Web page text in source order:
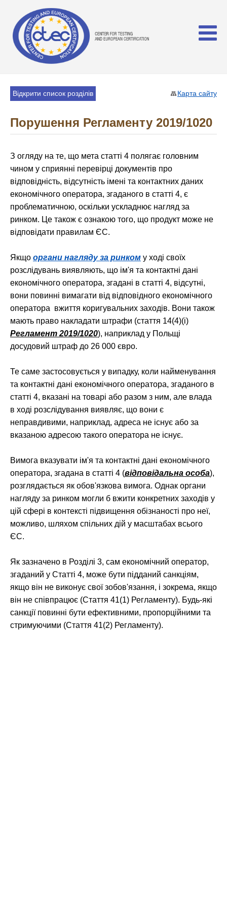
Карта сайту
Відкрити список розділів
Порушення Регламенту 2019/1020
З огляду на те, що мета статті 4 полягає головним
чином у сприянні перевірці документів про
відповідність, відсутність імені та контактних даних
економічного оператора, згаданого в статті 4, є
проблематичною, оскільки ускладнює нагляд за
ринком. Це також є ознакою того, що продукт може не
відповідати правилам ЄС.
Якщо органи нагляду за ринком у ході своїх
розслідувань виявляють, що ім'я та контактні дані
економічного оператора, згадані в статті 4, відсутні,
вони повинні вимагати від відповідного економічного
оператора вжиття коригувальних заходів. Вони також
мають право накладати штрафи (стаття 14(4)(i)
Регламент 2019/1020), наприклад у Польщі
досудовий штраф до 26 000 євро.
Те саме застосовується у випадку, коли найменування
та контактні дані економічного оператора, згаданого в
статті 4, вказані на товарі або разом з ним, але влада
в ході розслідування виявляє, що вони є
неправдивими, наприклад, адреса не існує або за
вказаною адресою такого оператора не існує.
Вимога вказувати ім'я та контактні дані економічного
оператора, згадана в статті 4 (відповідальна особа),
розглядається як обов'язкова вимога. Однак органи
нагляду за ринком могли б вжити конкретних заходів у
цій сфері в контексті підвищення обізнаності про неї,
можливо, шляхом спільних дій у масштабах всього
ЄС.
Як зазначено в Розділі 3, сам економічний оператор,
згаданий у Статті 4, може бути підданий санкціям,
якщо він не виконує свої зобов'язання, і зокрема, якщо
він не співпрацює (Стаття 41(1) Регламенту). Будь-які
санкції повинні бути ефективними, пропорційними та
стримуючими (Стаття 41(2) Регламенту).